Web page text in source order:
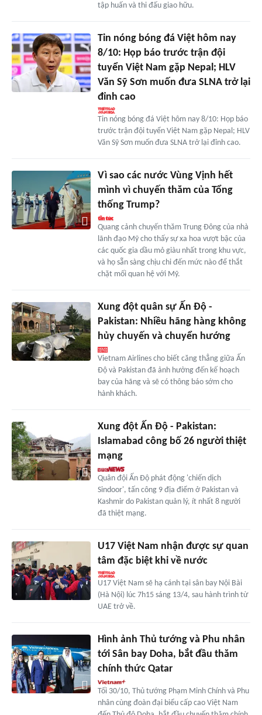
tập huấn và thi đấu giao hữu.
Tin nóng bóng đá Việt hôm nay
8/10: Họp báo trước trận đội
tuyển Việt Nam gặp Nepal; HLV
Văn Sỹ Sơn muốn đưa SLNA trở lại
đỉnh cao
Tin nóng bóng đá Việt hôm nay 8/10: Họp báo
trước trận đội tuyển Việt Nam gặp Nepal; HLV
Văn Sỹ Sơn muốn đưa SLNA trở lại đỉnh cao.
Vì sao các nước Vùng Vịnh hết
mình vì chuyến thăm của Tổng
thống Trump?
Quang cảnh chuyến thăm Trung Đông của nhà
lãnh đạo Mỹ cho thấy sự xa hoa vượt bậc của
các quốc gia dầu mỏ giàu nhất trong khu vực,
và họ sẵn sàng chịu chi đến mức nào để thắt
chặt mối quan hệ với Mỹ.
Xung đột quân sự Ấn Độ -
Pakistan: Nhiều hãng hàng không
hủy chuyến và chuyển hướng
Vietnam Airlines cho biết căng thẳng giữa Ấn
Độ và Pakistan đã ảnh hưởng đến kế hoạch
bay của hãng và sẽ có thông báo sớm cho
hành khách.
Xung đột Ấn Độ - Pakistan:
Islamabad công bố 26 người thiệt
mạng
Quân đội Ấn Độ phát động 'chiến dịch
Sindoor', tấn công 9 địa điểm ở Pakistan và
Kashmir do Pakistan quản lý, ít nhất 8 người
đã thiệt mạng.
U17 Việt Nam nhận được sự quan
tâm đặc biệt khi về nước
U17 Việt Nam sẽ hạ cánh tại sân bay Nội Bài
(Hà Nội) lúc 7h15 sáng 13/4, sau hành trình từ
UAE trở về.
Hình ảnh Thủ tướng và Phu nhân
tới Sân bay Doha, bắt đầu thăm
chính thức Qatar
Tối 30/10, Thủ tướng Phạm Minh Chính và Phu
nhân cùng đoàn đại biểu cấp cao Việt Nam